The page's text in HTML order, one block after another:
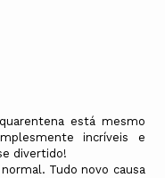
está mesmo
incríveis e
divertido!
Tudo novo causa